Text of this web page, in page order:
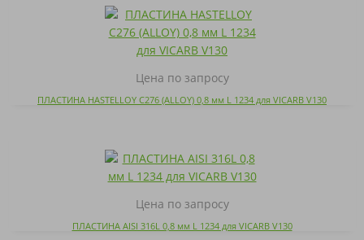
Цена по запросу
ПЛАСТИНА HASTELLOY C276 (ALLOY) 0,8 мм L 1234 для VICARB V130
Цена по запросу
ПЛАСТИНА AISI 316L 0,8 мм L 1234 для VICARB V130